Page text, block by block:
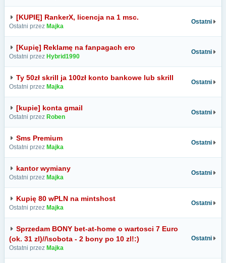
[KUPIĘ] RankerX, licencja na 1 msc.
Ostatni przez Majka
Ostatni
[Kupię] Reklamę na fanpagach ero
Ostatni przez Hybrid1990
Ostatni
Ty 50zł skrill ja 100zł konto bankowe lub skrill
Ostatni przez Majka
Ostatni
[kupie] konta gmail
Ostatni przez Roben
Ostatni
Sms Premium
Ostatni przez Majka
Ostatni
kantor wymiany
Ostatni przez Majka
Ostatni
Kupię 80 wPLN na mintshost
Ostatni przez Majka
Ostatni
Sprzedam BONY bet-at-home o wartosci 7 Euro
(ok. 31 zl)//\sobota - 2 bony po 10 zl!:)
Ostatni przez Majka
Ostatni